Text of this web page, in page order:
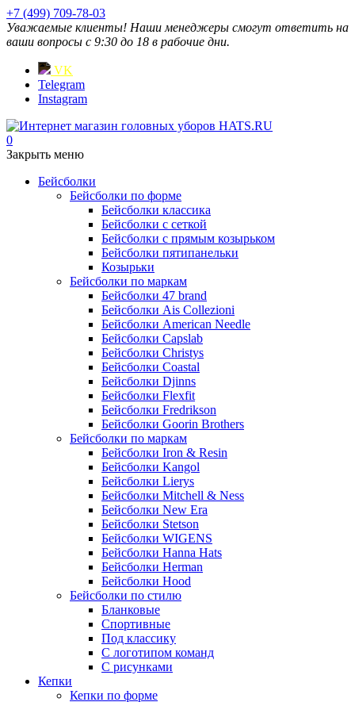
+7 (499) 709-78-03
Уважаемые клиенты! Наши менеджеры смогут ответить на
ваши вопросы с 9:30 до 18 в рабочие дни.
VK
Telegram
Instagram
0
Закрыть меню
Бейсболки
Бейсболки по форме
Бейсболки классика
Бейсболки с сеткой
Бейсболки с прямым козырьком
Бейсболки пятипанельки
Козырьки
Бейсболки по маркам
Бейсболки 47 brand
Бейсболки Ais Collezioni
Бейсболки American Needle
Бейсболки Capslab
Бейсболки Christys
Бейсболки Coastal
Бейсболки Djinns
Бейсболки Flexfit
Бейсболки Fredrikson
Бейсболки Goorin Brothers
Бейсболки по маркам
Бейсболки Iron & Resin
Бейсболки Kangol
Бейсболки Lierys
Бейсболки Mitchell & Ness
Бейсболки New Era
Бейсболки Stetson
Бейсболки WIGENS
Бейсболки Hanna Hats
Бейсболки Herman
Бейсболки Hood
Бейсболки по стилю
Бланковые
Спортивные
Под классику
С логотипом команд
С рисунками
Кепки
Кепки по форме